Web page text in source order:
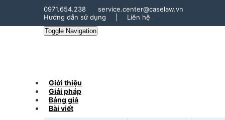
0971.654.238
service.center@caselaw.vn
Hướng dẫn sử dụng
Liên hệ
Toggle Navigation
Giới thiệu
Giải pháp
Bảng giá
Bài viết